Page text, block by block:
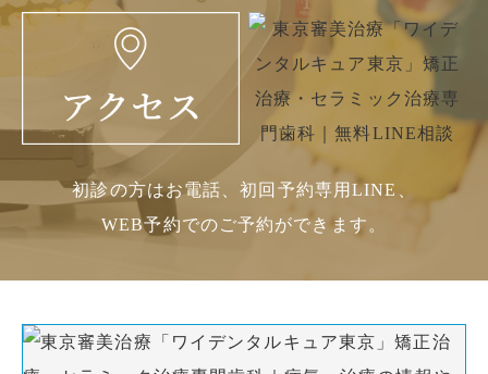
初診の方はお電話、初回予約専用LINE、
WEB予約でのご予約ができます。